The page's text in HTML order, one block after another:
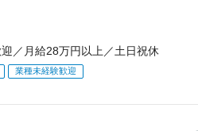
／月給28万円以上／土日祝休
業種未経験歓迎